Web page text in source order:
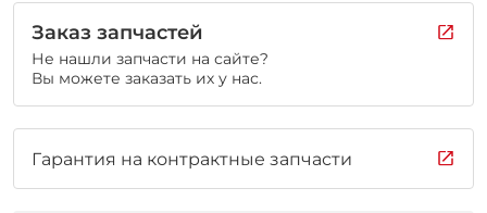
Заказ запчастей
Не нашли запчасти на сайте?
Вы можете заказать их у нас.
Гарантия на контрактные запчасти